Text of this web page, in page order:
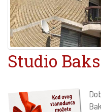
Studio